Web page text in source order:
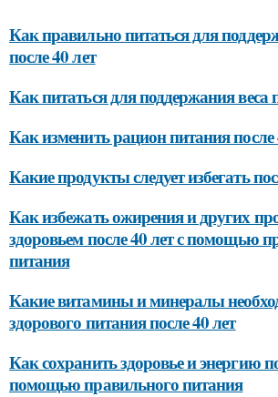
Как правильно питаться для
после 40 лет
Как питаться для поддержания веса
Как изменить рацион питания после
Какие продукты следует избегать
Как избежать ожирения и других
здоровьем после 40 лет с помощью
питания
Какие витамины и минералы
здорового питания после 40 лет
Как сохранить здоровье и энергию
помощью правильного питания